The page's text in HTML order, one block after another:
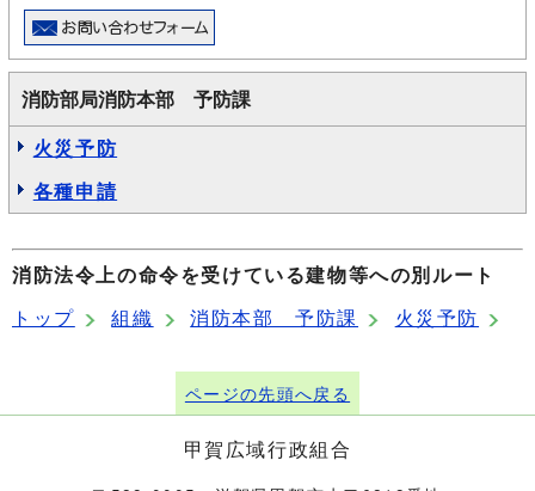
消防部局消防本部 予防課
火災予防
各種申請
消防法令上の命令を受けている建物等への別ルート
トップ
組織 消防本部 予防課 火災予防
ページの先頭へ戻る
甲賀広域行政組合